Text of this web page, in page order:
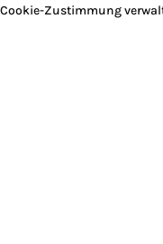
Cookie-Zustimmung